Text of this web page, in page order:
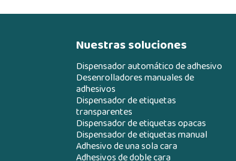
Nuestras soluciones
Dispensador automático de adhesivo
Desenrolladores manuales de
adhesivos
Dispensador de etiquetas
transparentes
Dispensador de etiquetas opacas
Dispensador de etiquetas manual
Adhesivo de una sola cara
Adhesivos de doble cara